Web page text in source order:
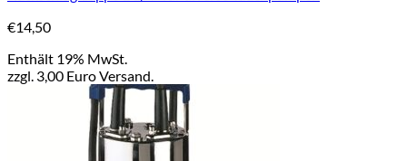
€14,50
Enthält 19% MwSt.
zzgl. 3,00 Euro Versand.